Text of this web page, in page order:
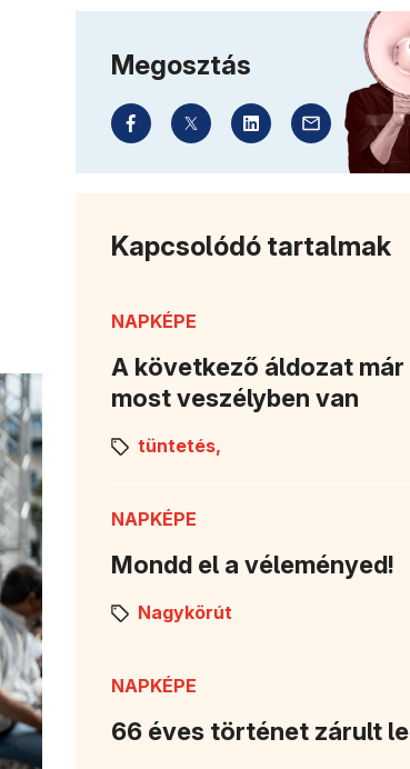
Megosztás
Kapcsolódó tartalmak
NAPKÉPE
A következő áldozat már
most veszélyben van
tüntetés,
NAPKÉPE
Mondd el a véleményed!
Nagykörút
NAPKÉPE
66 éves történet zárult le